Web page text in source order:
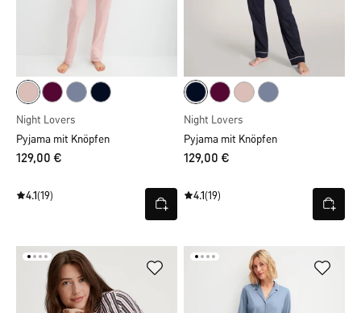
Night Lovers
Pyjama mit Knöpfen
129,00 €
4.1(19)
Night Lovers
Pyjama mit Knöpfen
129,00 €
4.1(19)